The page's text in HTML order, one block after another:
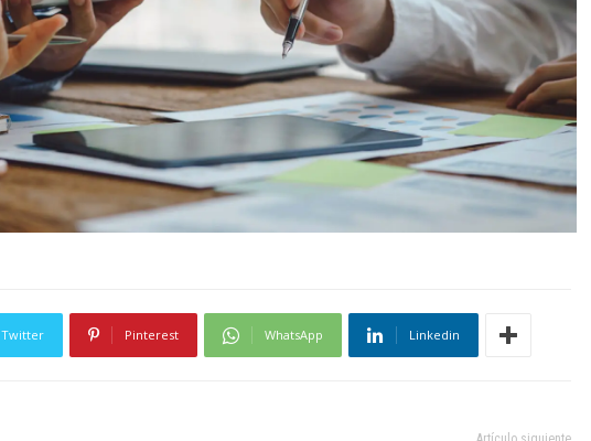
Twitter Pinterest WhatsApp Linkedin